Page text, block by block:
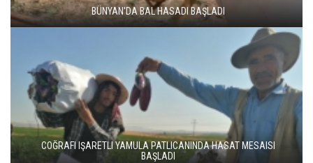
BÜNYAN'DA BAL HASADI BAŞLADI
COĞRAFI IŞARETLI YAMULA PATLICANINDA HASAT MESAISI
BAŞLADI